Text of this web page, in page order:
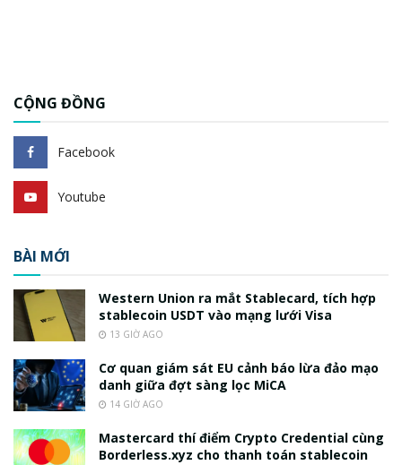
CỘNG ĐỒNG
Facebook
Youtube
BÀI MỚI
Western Union ra mắt Stablecard, tích hợp
stablecoin USDT vào mạng lưới Visa
13 GIỜ AGO
Cơ quan giám sát EU cảnh báo lừa đảo mạo
danh giữa đợt sàng lọc MiCA
14 GIỜ AGO
Mastercard thí điểm Crypto Credential cùng
Borderless.xyz cho thanh toán stablecoin